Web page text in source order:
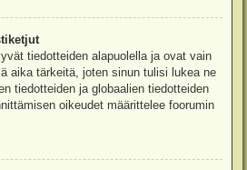
tiedotteiden alapuolella ja ovat vain
aika tärkeitä, joten sinun tulisi lukea ne
tiedotteiden ja globaalien tiedotteiden
oikeudet määrittelee foorumin